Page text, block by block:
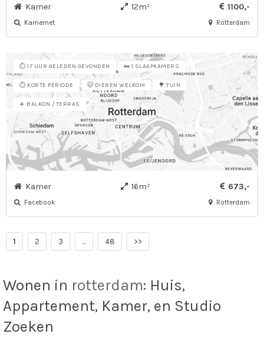
Kamer 12m² 1100,-
Kamernet Rotterdam
⏱️ 17 UUR GELEDEN GEVONDEN 🛌 1 SLAAPKAMERS
⏱️ KORTE PERIODE 🐱 DIEREN WELKOM 🌳 TUIN
☀️ BALKON / TERRAS
Kamer 16m² 673,-
Facebook Rotterdam
1 2 3 … 48 >>
Wonen in rotterdam: Huis,
Appartement, Kamer, en Studio
Zoeken